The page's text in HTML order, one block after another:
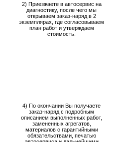
2) Приезжаете в автосервис на
диагностику, после чего мы
открываем заказ-наряд в 2
экземплярах, где согласовываем
план работ и утверждаем
стоимость.
4) По окончании Вы получаете
заказ-наряд с подробным
описанием выполненных работ,
замененных агрегатов,
материалов с гарантийными
обязательствами, печатью